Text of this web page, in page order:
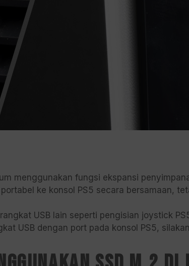
menggunakan fungsi ekspansi
ke konsol PS5 secara bersamaan,
USB lain seperti pengisian joystick
USB dengan port pada konsol PS5,